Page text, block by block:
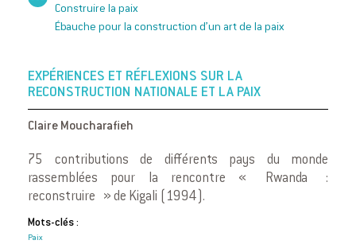
Construire la paix
Ébauche pour la construction d’un art de la paix
EXPÉRIENCES ET RÉFLEXIONS SUR LA
RECONSTRUCTION NATIONALE ET LA PAIX
Claire Moucharafieh
75 contributions de différents pays du monde
rassemblées pour la rencontre « Rwanda :
reconstruire » de Kigali (1994).
Mots-clés :
Paix